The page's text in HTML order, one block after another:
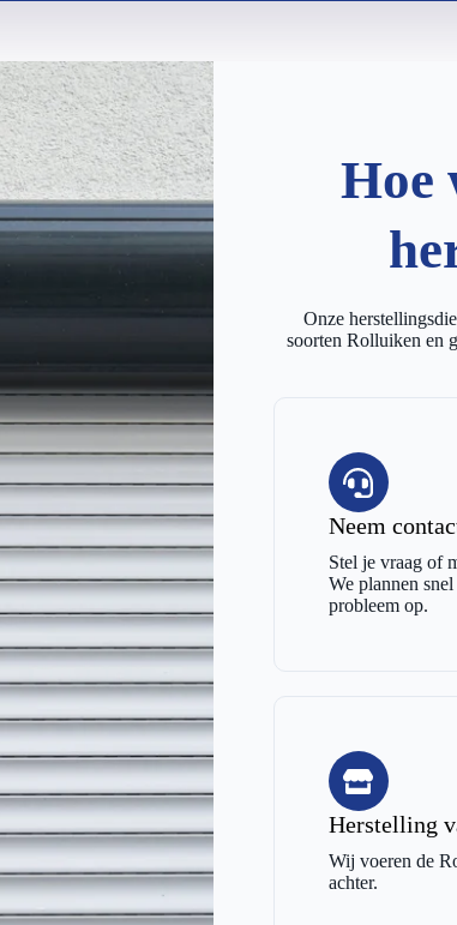
Hoe
Onze
soorten Rolluiken en
Neem
Stel je vraag of
We plannen
probleem op.
Herstelling
Wij voeren de
achter.